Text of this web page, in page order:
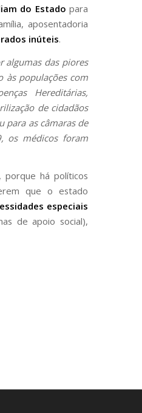
do Estado para
aposentadoria
inúteis.
algumas das piores
às populações com
Hereditárias,
de cidadãos
para as câmaras de
os médicos foram
, porque há políticos
que o estado
especiais
de apoio social),